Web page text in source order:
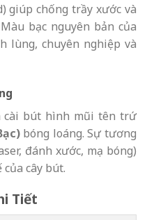
giúp chống trầy xước và
bạc nguyên bản của
lùng, chuyên nghiệp và
cài bút hình mũi tên trứ
bóng loáng. Sự tương
đánh xước, mạ bóng)
cây bút.
Tiết